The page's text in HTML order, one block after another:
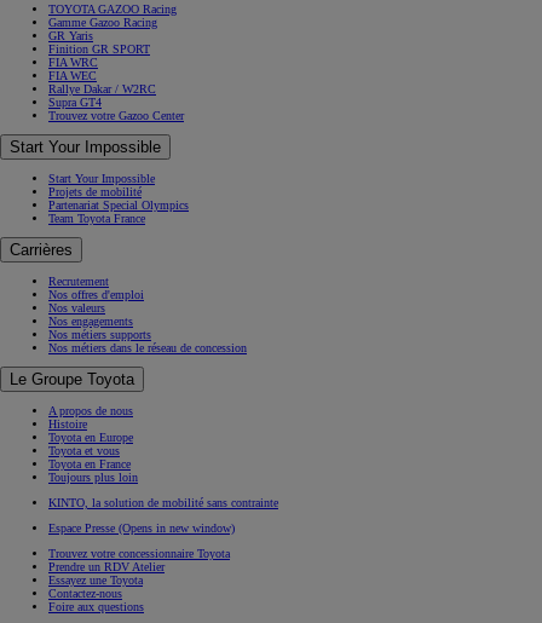
TOYOTA GAZOO Racing
Gamme Gazoo Racing
GR Yaris
Finition GR SPORT
FIA WRC
FIA WEC
Rallye Dakar / W2RC
Supra GT4
Trouvez votre Gazoo Center
Start Your Impossible
Start Your Impossible
Projets de mobilité
Partenariat Special Olympics
Team Toyota France
Carrières
Recrutement
Nos offres d'emploi
Nos valeurs
Nos engagements
Nos métiers supports
Nos métiers dans le réseau de concession
Le Groupe Toyota
A propos de nous
Histoire
Toyota en Europe
Toyota et vous
Toyota en France
Toujours plus loin
KINTO, la solution de mobilité sans contrainte
Espace Presse (Opens in new window)
Trouvez votre concessionnaire Toyota
Prendre un RDV Atelier
Essayez une Toyota
Contactez-nous
Foire aux questions